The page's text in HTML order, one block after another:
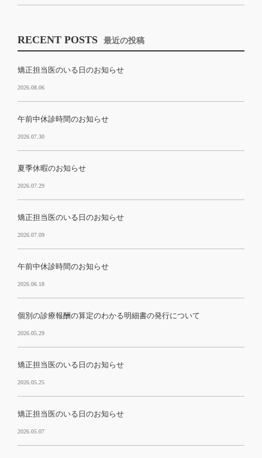
RECENT POSTS 最近の投稿
矯正担当医のいる日のお知らせ
2026.08.06
午前中休診時間のお知らせ
2026.07.30
夏季休暇のお知らせ
2026.07.29
矯正担当医のいる日のお知らせ
2026.07.09
午前中休診時間のお知らせ
2026.06.18
個別の診療報酬の算定のわかる明細書の発行について
2026.05.29
矯正担当医のいる日のお知らせ
2026.05.25
矯正担当医のいる日のお知らせ
2026.05.07